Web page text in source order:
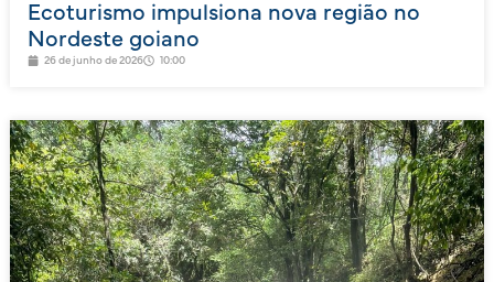
Ecoturismo impulsiona nova região no
Nordeste goiano
26 de junho de 2026 10:00